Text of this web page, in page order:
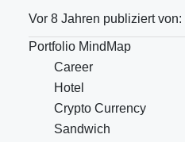
Vor 8 Jahren publiziert von:
Portfolio MindMap
Career
Hotel
Crypto Currency
Sandwich